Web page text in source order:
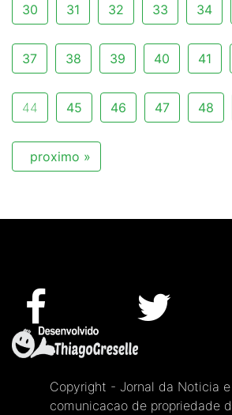
30 31 32 33 34
37 38 39 40 41
44 45 46 47 48
proximo »
Copyright - Jornal da Noticia
comunicacao de propriedade